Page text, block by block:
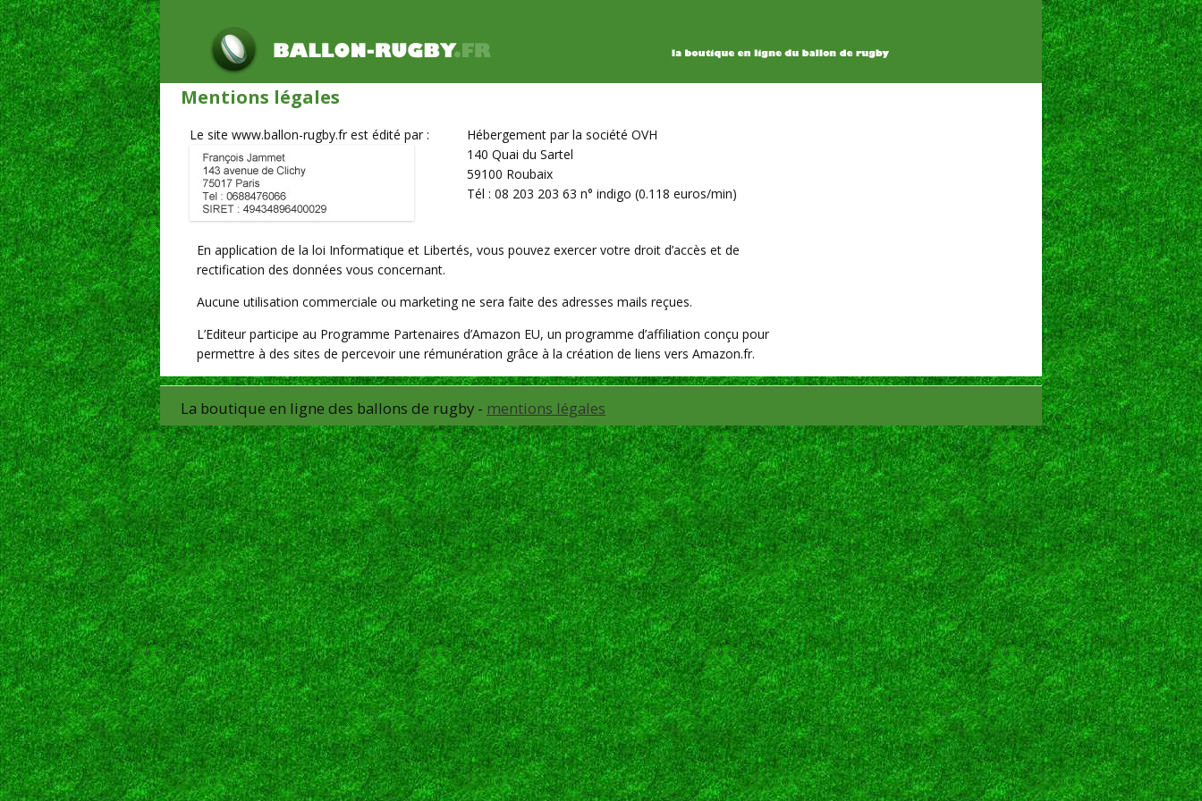
Mentions légales
Le site www.ballon-rugby.fr est édité par :
Hébergement par la société OVH
140 Quai du Sartel
59100 Roubaix
Tél : 08 203 203 63 n° indigo (0.118 euros/min)
En application de la loi Informatique et Libertés, vous pouvez exercer votre droit d’accès et de
rectification des données vous concernant.
Aucune utilisation commerciale ou marketing ne sera faite des adresses mails reçues.
L’Editeur participe au Programme Partenaires d’Amazon EU, un programme d’affiliation conçu pour
permettre à des sites de percevoir une rémunération grâce à la création de liens vers Amazon.fr.
La boutique en ligne des ballons de rugby - mentions légales